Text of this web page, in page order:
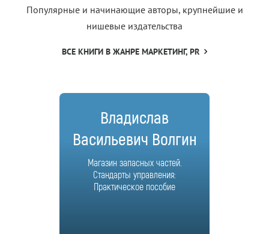
Популярные и начинающие авторы, крупнейшие и
нишевые издательства
ВСЕ КНИГИ В ЖАНРЕ МАРКЕТИНГ, PR
Владислав
Васильевич Волгин
Магазин запасных частей.
Стандарты управления:
Практическое пособие